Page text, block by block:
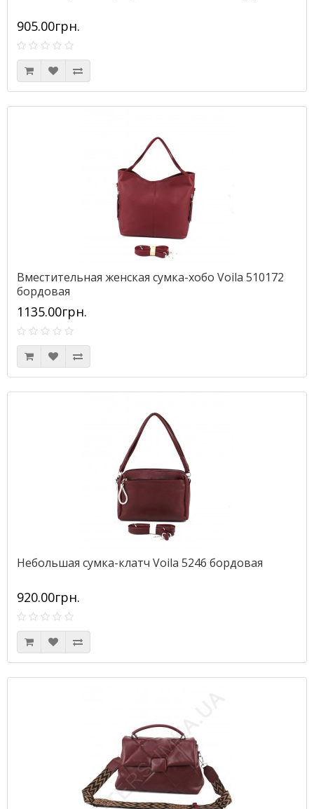
905.00грн.
Вместительная женская сумка-хобо Voila 510172
бордовая
1135.00грн.
Небольшая сумка-клатч Voila 5246 бордовая
920.00грн.